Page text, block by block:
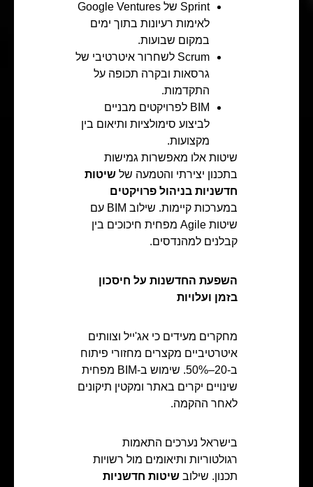
Sprint של Google Ventures
לאימות רעיונות בתוך ימים
במקום שבועות.
Scrum לשחרור איטרטיבי של
גרסאות ובקרה תכופה על
התקדמות.
BIM לפרויקטים מבניים
לביצוע סימולציות ותיאום בין
מקצועות.
שיטות אלו מאפשרות גמישות
בתכנון יצירתי והטמעה של שיטות
חדשניות בניהול פרויקטים
במערכות קיימות. שילוב BIM עם
שיטות Agile מפחית חיכוכים בין
קבלנים למהנדסים.
השפעת החדשנות על חיסכון
בזמן ועלויות
מחקרים מעידים כי אג'ייל וצוותים
איטרטיביים מקצרים מחזורי פיתוח
ב-20–50%. שימוש ב-BIM מפחית
שינויים יקרים באתר ומקטין תיקונים
לאחר ההקמה.
בישראל נערכים התאמות
רגולטוריות ותיאומים מול רשויות
תכנון. שילוב שיטות חדשניות